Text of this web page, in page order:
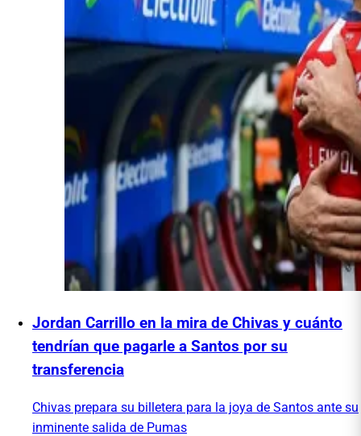
Jordan Carrillo en la mira de Chivas y cuánto
tendrían que pagarle a Santos por su
transferencia
Chivas prepara su billetera para la joya de Santos ante su
inminente salida de Pumas